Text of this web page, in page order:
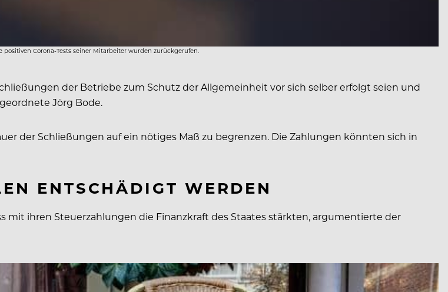
Corona-Tests seiner Mitarbeiter wurden zurückgerufen.
der Betriebe zum Schutz der Allgemeinheit vor sich selber erfolgt seien und
Jörg Bode.
der Schließungen auf ein nötiges Maß zu begrenzen. Die Zahlungen könnten sich in
ENTSCHÄDIGT WERDEN
mit ihren Steuerzahlungen die Finanzkraft des Staates stärkten, argumentierte der